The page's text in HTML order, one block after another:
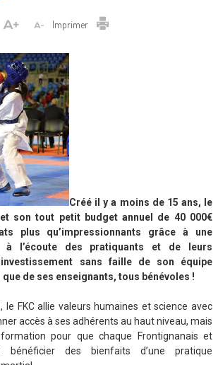
Imprimer
Créé il y a moins de 15 ans, le
son tout petit budget annuel de 40 000€
plus qu’impressionnants grâce à une
à l’écoute des pratiquants et de leurs
sans faille de son équipe
de ses enseignants, tous bénévoles !
FKC allie valeurs humaines et science avec
accès à ses adhérents au haut niveau, mais
pour que chaque Frontignanais et
bénéficier des bienfaits d’une pratique